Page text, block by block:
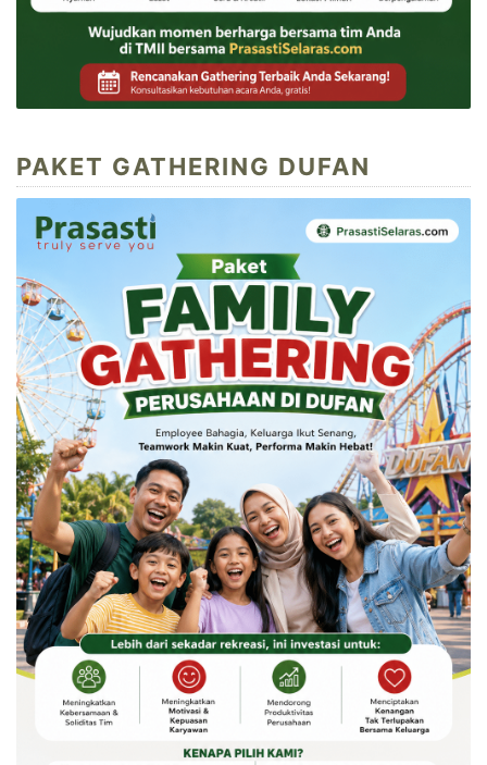
PAKET GATHERING DUFAN